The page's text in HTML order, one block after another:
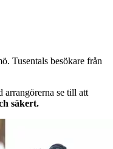
Tusentals besökare från
arrangörerna se till att
säkert.